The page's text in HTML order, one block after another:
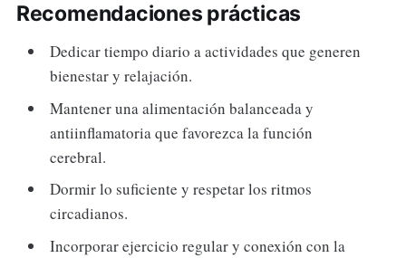
Recomendaciones prácticas
Dedicar tiempo diario a actividades que generen
bienestar y relajación.
Mantener una alimentación balanceada y
antiinflamatoria que favorezca la función
cerebral.
Dormir lo suficiente y respetar los ritmos
circadianos.
Incorporar ejercicio regular y conexión con la